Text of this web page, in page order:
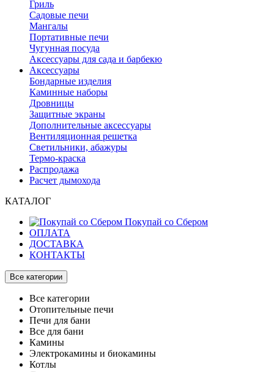
Гриль
Садовые печи
Мангалы
Портативные печи
Чугунная посуда
Аксессуары для сада и барбекю
Аксессуары
Бондарные изделия
Каминные наборы
Дровницы
Защитные экраны
Дополнительные аксессуары
Вентиляционная решетка
Светильники, абажуры
Термо-краска
Распродажа
Расчет дымохода
КАТАЛОГ
Покупай со Сбером
ОПЛАТА
ДОСТАВКА
КОНТАКТЫ
Все категории
Все категории
Отопительные печи
Печи для бани
Все для бани
Камины
Электрокамины и биокамины
Котлы